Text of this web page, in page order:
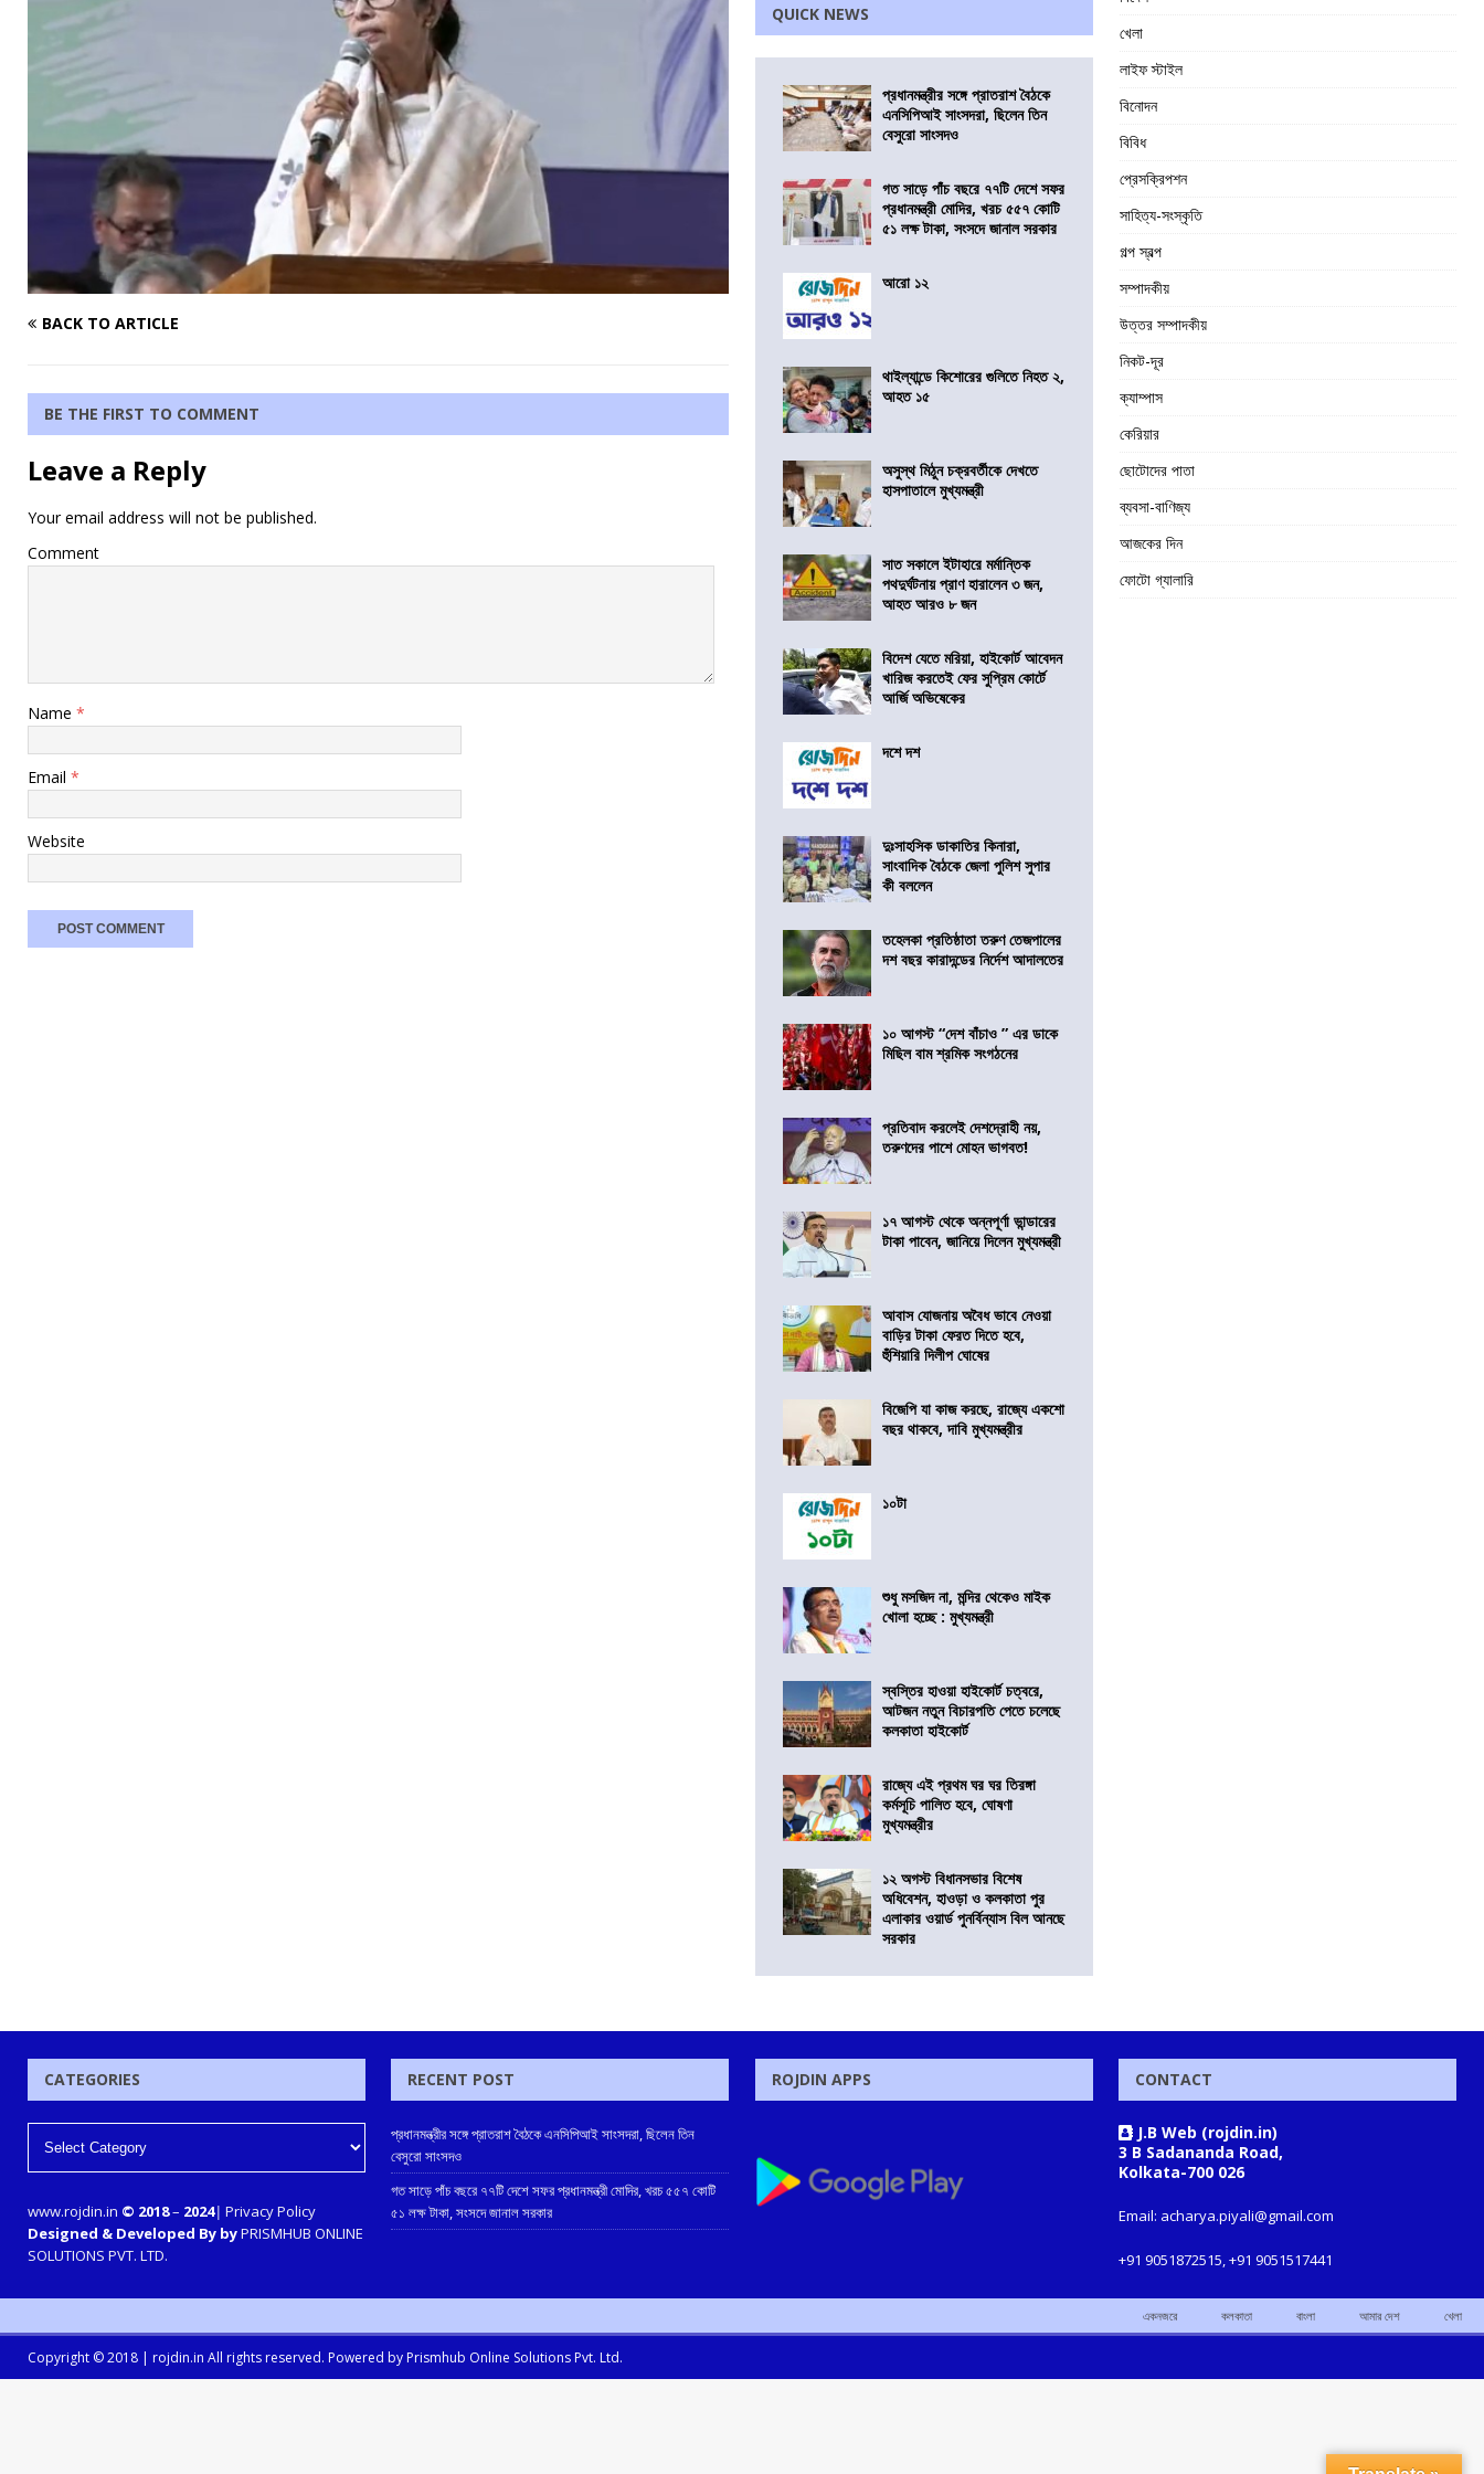
BACK TO ARTICLE
BE THE FIRST TO COMMENT
Leave a Reply
Your email address will not be published.
Comment
Name *
Email *
Website
QUICK NEWS
প্রধানমন্ত্রীর সঙ্গে প্রাতরাশ বৈঠকে
এনসিপিআই সাংসদরা, ছিলেন তিন
বেসুরো সাংসদও
গত সাড়ে পাঁচ বছরে ৭৭টি দেশে সফর
প্রধানমন্ত্রী মোদির, খরচ ৫৫৭ কোটি
৫১ লক্ষ টাকা, সংসদে জানাল সরকার
আরো ১২
থাইল্যান্ডে কিশোরের গুলিতে নিহত ২,
আহত ১৫
অসুস্থ মিঠুন চক্রবর্তীকে দেখতে
হাসপাতালে মুখ্যমন্ত্রী
সাত সকালে ইটাহারে মর্মান্তিক
পথদুর্ঘটনায় প্রাণ হারালেন ৩ জন,
আহত আরও ৮ জন
বিদেশ যেতে মরিয়া, হাইকোর্ট আবেদন
খারিজ করতেই ফের সুপ্রিম কোর্টে
আর্জি অভিষেকের
দশে দশ
দুঃসাহসিক ডাকাতির কিনারা,
সাংবাদিক বৈঠকে জেলা পুলিশ সুপার
কী বললেন
তহেলকা প্রতিষ্ঠাতা তরুণ তেজপালের
দশ বছর কারাদন্ডের নির্দেশ আদালতের
১০ আগস্ট “দেশ বাঁচাও ” এর ডাকে
মিছিল বাম শ্রমিক সংগঠনের
প্রতিবাদ করলেই দেশদ্রোহী নয়,
তরুণদের পাশে মোহন ভাগবত!
১৭ আগস্ট থেকে অন্নপূর্ণা ভান্ডারের
টাকা পাবেন, জানিয়ে দিলেন মুখ্যমন্ত্রী
আবাস যোজনায় অবৈধ ভাবে নেওয়া
বাড়ির টাকা ফেরত দিতে হবে,
হুঁশিয়ারি দিলীপ ঘোষের
বিজেপি যা কাজ করছে, রাজ্যে একশো
বছর থাকবে, দাবি মুখ্যমন্ত্রীর
১০টা
শুধু মসজিদ না, মন্দির থেকেও মাইক
খোলা হচ্ছে : মুখ্যমন্ত্রী
স্বস্তির হাওয়া হাইকোর্ট চত্বরে,
আটজন নতুন বিচারপতি পেতে চলেছে
কলকাতা হাইকোর্ট
রাজ্যে এই প্রথম ঘর ঘর তিরঙ্গা
কর্মসূচি পালিত হবে, ঘোষণা
মুখ্যমন্ত্রীর
১২ অগস্ট বিধানসভার বিশেষ
অধিবেশন, হাওড়া ও কলকাতা পুর
এলাকার ওয়ার্ড পুনর্বিন্যাস বিল আনছে
সরকার
খেলা
লাইফ স্টাইল
বিনোদন
বিবিধ
প্রেসক্রিপশন
সাহিত্য-সংস্কৃতি
গল্প স্বল্প
সম্পাদকীয়
উত্তর সম্পাদকীয়
নিকট-দূর
ক্যাম্পাস
কেরিয়ার
ছোটোদের পাতা
ব্যবসা-বাণিজ্য
আজকের দিন
ফোটো গ্যালারি
CATEGORIES
www.rojdin.in © 2018– 2024| Privacy Policy
Designed & Developed By byPRISMHUB ONLINE
SOLUTIONS PVT. LTD.
RECENT POST
প্রধানমন্ত্রীর সঙ্গে প্রাতরাশ বৈঠকে এনসিপিআই সাংসদরা, ছিলেন তিন
বেসুরো সাংসদও
গত সাড়ে পাঁচ বছরে ৭৭টি দেশে সফর প্রধানমন্ত্রী মোদির, খরচ ৫৫৭ কোটি
৫১ লক্ষ টাকা, সংসদে জানাল সরকার
ROJDIN APPS CONTACT
J.B Web (rojdin.in)
3 B Sadananda Road,
Kolkata-700 026
Email: acharya.piyali@gmail.com
+91 9051872515, +91 9051517441
একনজরে কলকাতা বাংলা আমার দেশ খেলা
Copyright © 2018 | rojdin.in All rights reserved. Powered by Prismhub Online Solutions Pvt. Ltd.